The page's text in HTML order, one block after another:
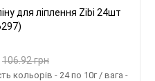
для ліплення Zibi 24шт
106.92 грн
кольорів - 24 по 10г / вага -